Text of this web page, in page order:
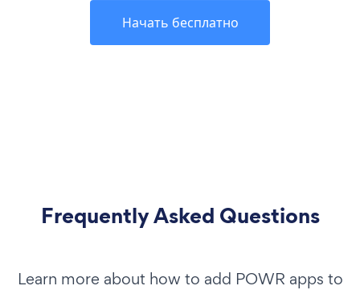
Начать бесплатно
Frequently Asked Questions
Learn more about how to add POWR apps to